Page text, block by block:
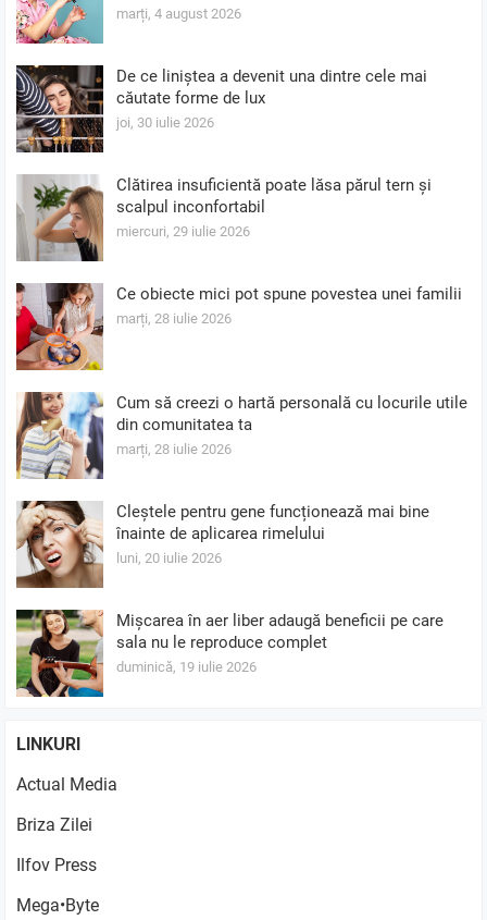
marți, 4 august 2026
De ce liniștea a devenit una dintre cele mai
căutate forme de lux
joi, 30 iulie 2026
Clătirea insuficientă poate lăsa părul tern și
scalpul inconfortabil
miercuri, 29 iulie 2026
Ce obiecte mici pot spune povestea unei familii
marți, 28 iulie 2026
Cum să creezi o hartă personală cu locurile utile
din comunitatea ta
marți, 28 iulie 2026
Cleștele pentru gene funcționează mai bine
înainte de aplicarea rimelului
luni, 20 iulie 2026
Mișcarea în aer liber adaugă beneficii pe care
sala nu le reproduce complet
duminică, 19 iulie 2026
LINKURI
Actual Media
Briza Zilei
Ilfov Press
Mega•Byte